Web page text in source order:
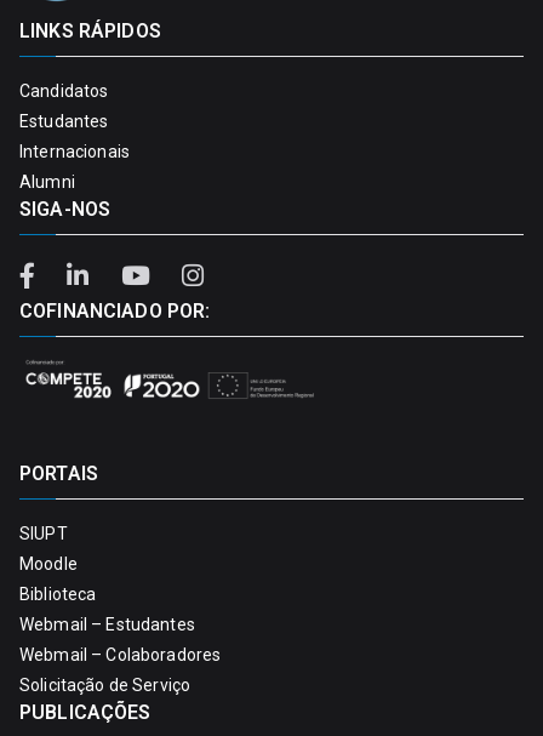
LINKS RÁPIDOS
Candidatos
Estudantes
Internacionais
Alumni
SIGA-NOS
COFINANCIADO POR:
PORTAIS
SIUPT
Moodle
Biblioteca
Webmail – Estudantes
Webmail – Colaboradores
Solicitação de Serviço
PUBLICAÇÕES